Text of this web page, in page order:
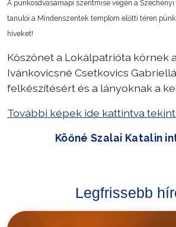
A pünkösdvasárnapi szentmise végén a Széchényi
tanulói a Mindenszentek templom előtti téren
híveket!
Köszönet a Lokálpatrióta körnek
Ivánkovicsné Csetkovics
felkészítésért és a lányoknak a
További képek ide kattintva
Köőné Szalai Katalin
Legfrissebb